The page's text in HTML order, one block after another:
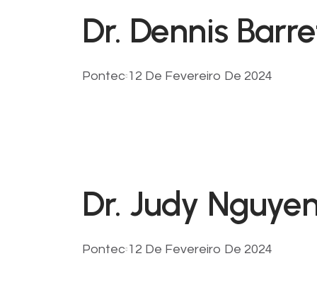
Dr. Dennis
Pontec 12 De Fevereiro De 2024
Dr. Judy
Pontec 12 De Fevereiro De 2024